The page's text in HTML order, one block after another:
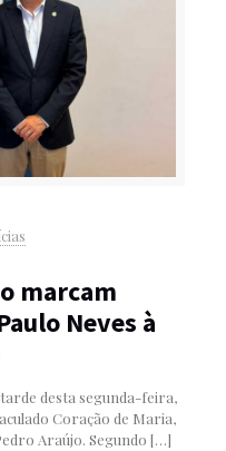
marcam
Neves à
desta segunda-feira,
Coração de Maria,
Araújo. Segundo […]